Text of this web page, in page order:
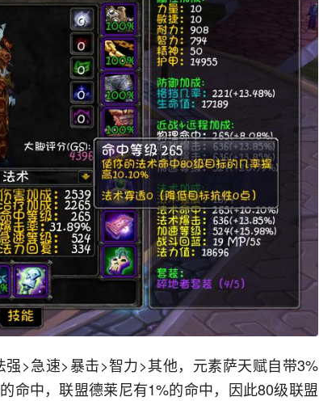
>急速>暴击>智力>其他，元素萨天赋自带3%
命中，联盟德莱尼有1%的命中，因此80级联盟